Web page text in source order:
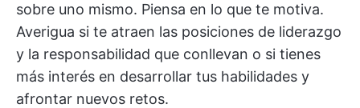
sobre uno mismo. Piensa en lo que te motiva.
Averigua si te atraen las posiciones de liderazgo
y la responsabilidad que conllevan o si tienes
más interés en desarrollar tus habilidades y
afrontar nuevos retos.